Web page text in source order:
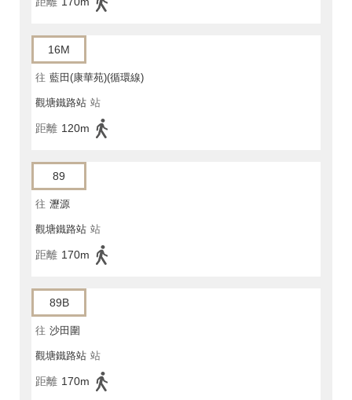
16M
往 藍田(康華苑)(循環線)
觀塘鐵路站 站
距離 120m
89
往 瀝源
觀塘鐵路站 站
距離 170m
89B
往 沙田圍
觀塘鐵路站 站
距離 170m